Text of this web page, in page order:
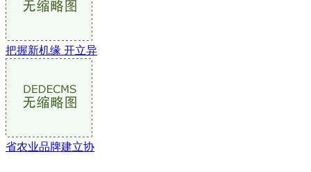
把握新机缘 开立异
省农业品牌建立协